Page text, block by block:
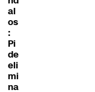
al
os
:
Pi
de
eli
mi
na